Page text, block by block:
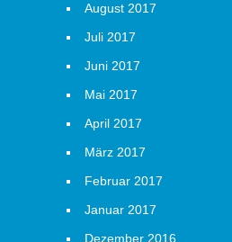
August 2017
Juli 2017
Juni 2017
Mai 2017
April 2017
März 2017
Februar 2017
Januar 2017
Dezember 2016